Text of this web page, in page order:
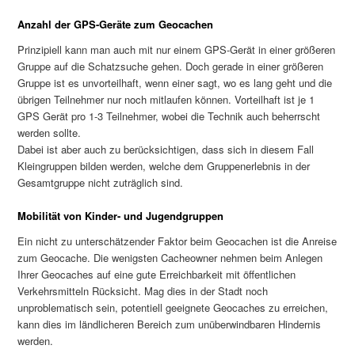
Anzahl der GPS-Geräte zum Geocachen
Prinzipiell kann man auch mit nur einem GPS-Gerät in einer größeren
Gruppe auf die Schatzsuche gehen. Doch gerade in einer größeren
Gruppe ist es unvorteilhaft, wenn einer sagt, wo es lang geht und die
übrigen Teilnehmer nur noch mitlaufen können. Vorteilhaft ist je 1
GPS Gerät pro 1-3 Teilnehmer, wobei die Technik auch beherrscht
werden sollte.
Dabei ist aber auch zu berücksichtigen, dass sich in diesem Fall
Kleingruppen bilden werden, welche dem Gruppenerlebnis in der
Gesamtgruppe nicht zuträglich sind.
Mobilität von Kinder- und Jugendgruppen
Ein nicht zu unterschätzender Faktor beim Geocachen ist die Anreise
zum Geocache. Die wenigsten Cacheowner nehmen beim Anlegen
Ihrer Geocaches auf eine gute Erreichbarkeit mit öffentlichen
Verkehrsmitteln Rücksicht. Mag dies in der Stadt noch
unproblematisch sein, potentiell geeignete Geocaches zu erreichen,
kann dies im ländlicheren Bereich zum unüberwindbaren Hindernis
werden.